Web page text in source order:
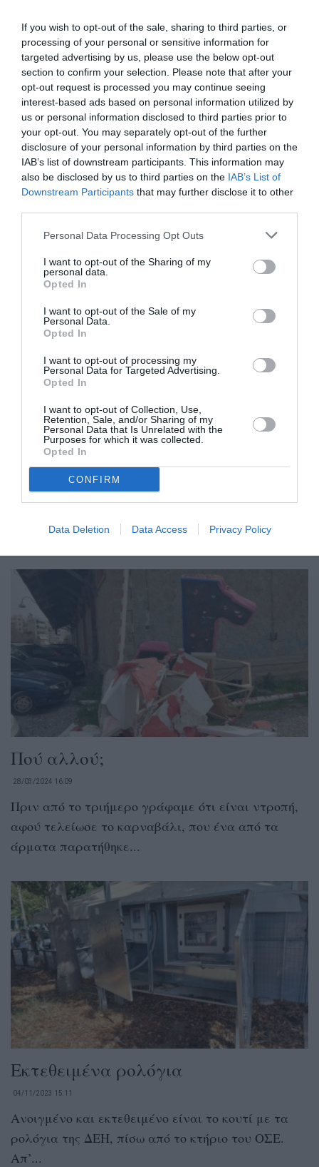
If you wish to opt-out of the sale, sharing to third parties, or
processing of your personal or sensitive information for
targeted advertising by us, please use the below opt-out
section to confirm your selection. Please note that after your
opt-out request is processed you may continue seeing
interest-based ads based on personal information utilized by
us or personal information disclosed to third parties prior to
your opt-out. You may separately opt-out of the further
disclosure of your personal information by third parties on the
IAB’s list of downstream participants. This information may
also be disclosed by us to third parties on the IAB’s List of
Downstream Participants that may further disclose it to other
Personal Data Processing Opt Outs
I want to opt-out of the Sharing of my
personal data.
Opted In
I want to opt-out of the Sale of my
Personal Data.
Opted In
I want to opt-out of processing my
Personal Data for Targeted Advertising.
Opted In
I want to opt-out of Collection, Use,
Retention, Sale, and/or Sharing of my
Personal Data that Is Unrelated with the
Purposes for which it was collected.
Opted In
CONFIRM
Data Deletion Data Access Privacy Policy
Καλαμάτα: Προφυλακίσθηκε ο
29χρονος Αρμένιος για την
απόπειρα βιασμού
19/04/2024 06:11
Προφυλακιστέος κρίθηκε με σύμφωνη γνώμη
ανακριτή και εισαγγελέα ο 29χρονος Αρμένιος, ο
οποίος νωρίς το πρωί της Κυριακής...
Καλαμάτα: Απόπειρα βιασμού στον
παλιό εγκαταλελειμμένο χώρο του
ΟΣΕ
16/04/2024 04:50
Χάρις στην ψυχραιμία και την αποφασιστικότητά
Κυριακής μια 35χρονη γυναίκα...
Πού αλλού;
28/03/2024 16:09
Πριν από το τριήμερο γράφαμε ότι είναι ντροπή,
αφού τελείωσε το καρναβάλι, που ένα από τα
άρματα παρατήθηκε...
Εκτεθειμένα ρολόγια
04/11/2023 15:11
Ανοιγμένο και εκτεθειμένο είναι το κουτί με τα
ρολόγια της ΔΕΗ, πίσω από το κτήριο του ΟΣΕ.
Απ’...